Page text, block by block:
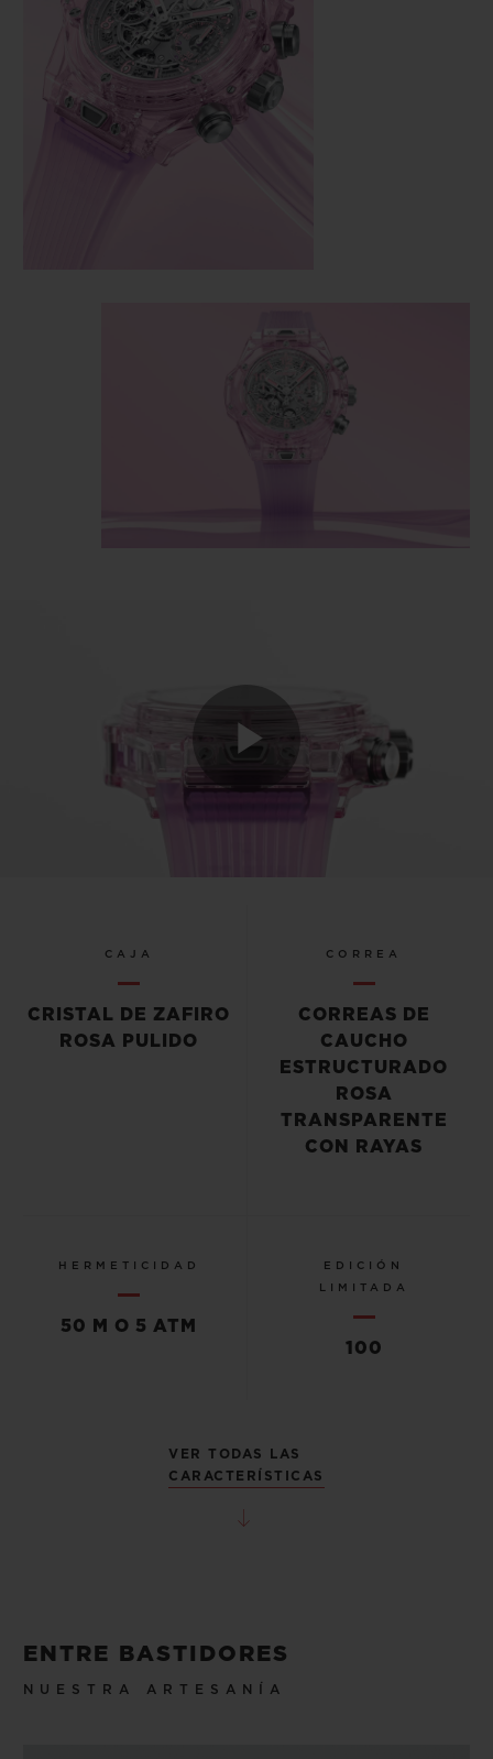
Play
CAJA
CRISTAL DE ZAFIRO
ROSA PULIDO
CORREA
CORREAS DE
CAUCHO
ESTRUCTURADO
ROSA
TRANSPARENTE
CON RAYAS
HERMETICIDAD
50 M O 5 ATM
EDICIÓN
LIMITADA
100
VER TODAS LAS
CARACTERÍSTICAS
ENTRE BASTIDORES
NUESTRA ARTESANÍA